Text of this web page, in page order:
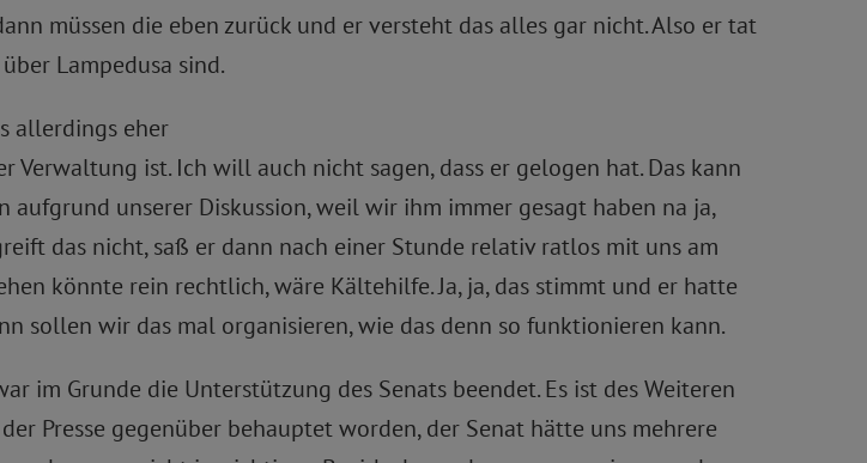
müssen die eben zurück und er versteht das alles gar nicht. Also er tat
Lampedusa sind.
allerdings eher
ist. Ich will auch nicht sagen, dass er gelogen hat. Das kann
aufgrund unserer Diskussion, weil wir ihm immer gesagt haben na ja,
das nicht, saß er dann nach einer Stunde relativ ratlos mit uns am
könnte rein rechtlich, wäre Kältehilfe. Ja, ja, das stimmt und er hatte
sollen wir das mal organisieren, wie das denn so funktionieren kann.
im Grunde die Unterstützung des Senats beendet. Es ist des Weiteren
Presse gegenüber behauptet worden, der Senat hätte uns mehrere